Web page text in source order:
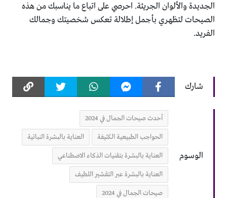
الجديدة والألوان الجريئة. احرصي على اتباع ما يناسبك من هذه
الصيحات لتظهري بأجمل إطلالة تعكس شخصيتك وجمالك
الفريد.
شارك
الوسوم
أحدث صيحات الجمال في 2024
الحواجب الطبيعية الكثيفة العناية بالبشرة النباتية
العناية بالبشرة بتقنيات الذكاء الاصطناعي
العناية بالبشرة عبر التقشير اللطيف
صيحات الجمال في 2024